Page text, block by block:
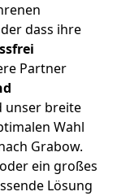
dass ihre
Partner
unser breite
Wahl
Grabow.
ein großes
Lösung